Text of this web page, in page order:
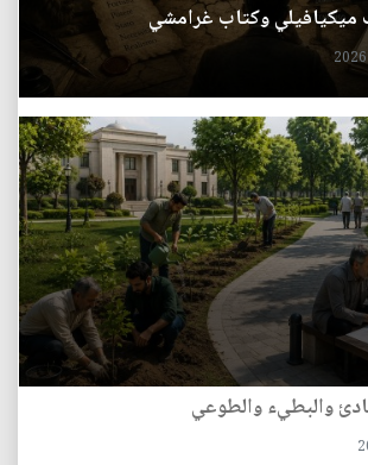
ميكيافيلي وكتاب غرامشي
والبطيء والطوعي